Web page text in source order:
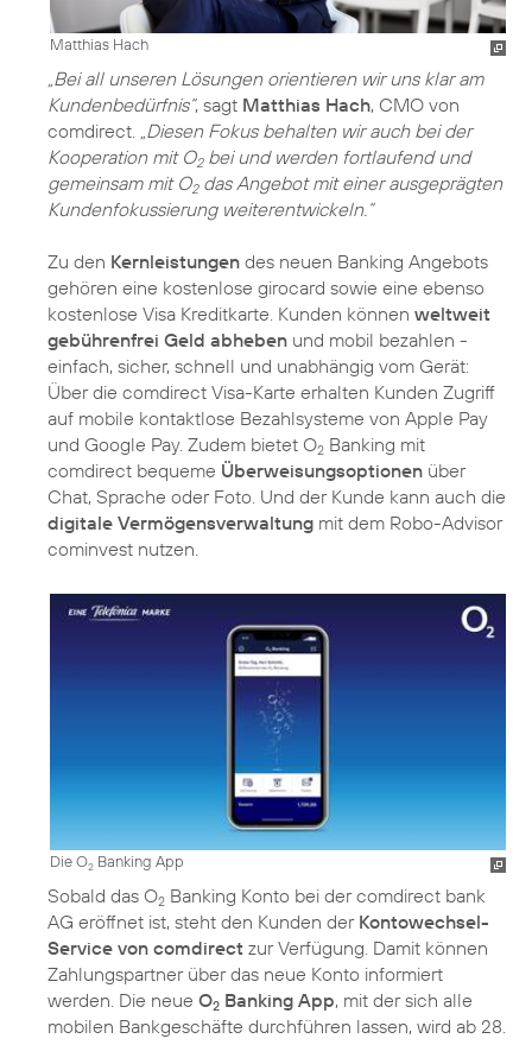
Matthias Hach
„Bei all unseren Lösungen orientieren wir uns klar am
Kundenbedürfnis“, sagt Matthias Hach, CMO von
comdirect.
„Diesen Fokus behalten wir auch bei der
Kooperation mit O2bei und werden fortlaufend und
gemeinsam mit O2das Angebot mit einer ausgeprägten
Kundenfokussierung weiterentwickeln.“
Zu den Kernleistungen des neuen Banking Angebots
gehören eine kostenlose girocard sowie eine ebenso
kostenlose Visa Kreditkarte. Kunden können weltweit
gebührenfrei Geld abheben und mobil bezahlen -
einfach, sicher, schnell und unabhängig vom Gerät:
Über die comdirect Visa-Karte erhalten Kunden Zugriff
auf mobile kontaktlose Bezahlsysteme von Apple Pay
und Google Pay. Zudem bietet O2 Banking mit
comdirect bequeme Überweisungsoptionen über
Chat, Sprache oder Foto. Und der Kunde kann auch die
digitale Vermögensverwaltung mit dem Robo-Advisor
cominvest nutzen.
Die O2 Banking App
Sobald das O2 Banking Konto bei der comdirect bank
AG eröffnet ist, steht den Kunden der Kontowechsel-
Service von comdirect zur Verfügung. Damit können
Zahlungspartner über das neue Konto informiert
werden. Die neue O2 Banking App, mit der sich alle
mobilen Bankgeschäfte durchführen lassen, wird ab 28.